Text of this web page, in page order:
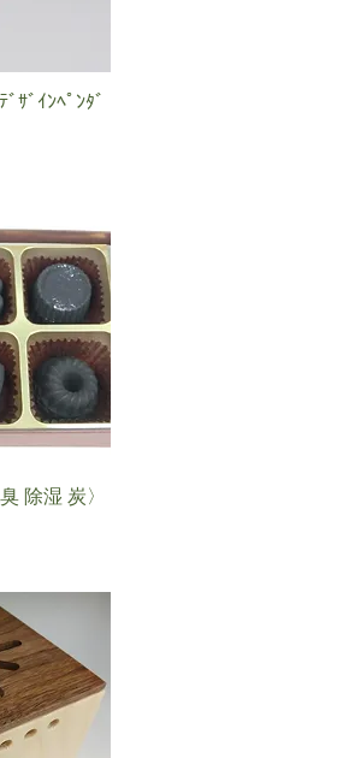
ー
ﾞｻﾞｲﾝﾍﾟﾝﾀﾞ
ー
除湿 炭〉